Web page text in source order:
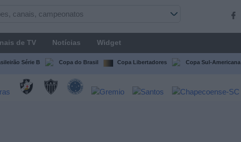
de TV Notícias Widget
Série B Copa do Brasil Copa Libertadores Copa Sul-Americana